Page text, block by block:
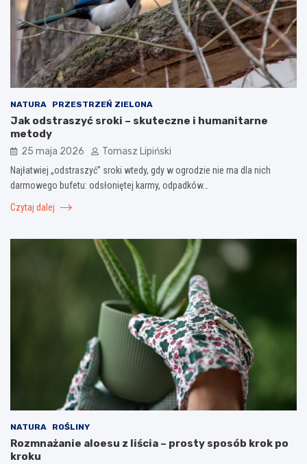
NATURA PRZESTRZEŃ ZIELONA
Jak odstraszyć sroki – skuteczne i humanitarne
metody
25 maja 2026 Tomasz Lipiński
Najłatwiej „odstraszyć” sroki wtedy, gdy w ogrodzie nie ma dla nich
darmowego bufetu: odsłoniętej karmy, odpadków…
Czytaj dalej
NATURA ROŚLINY
Rozmnażanie aloesu z liścia – prosty sposób krok po
kroku